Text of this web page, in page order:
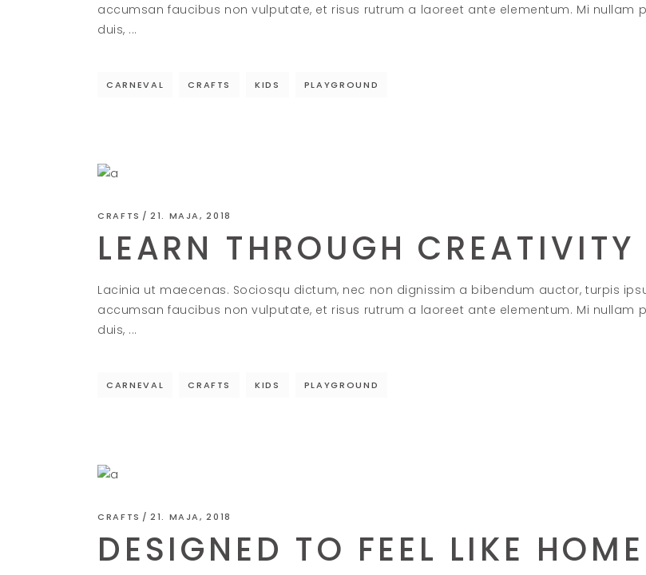
accumsan faucibus non vulputate, et risus rutrum a laoreet ante elementum. Mi nullam
duis,
CARNEVAL CRAFTS KIDS PLAYGROUND
CRAFTS 21. MAJA, 2018
LEARN THROUGH CREATIVITY
Lacinia ut maecenas. Sociosqu dictum, nec non dignissim a bibendum auctor, turpis
accumsan faucibus non vulputate, et risus rutrum a laoreet ante elementum. Mi nullam
duis,
CARNEVAL CRAFTS KIDS PLAYGROUND
CRAFTS 21. MAJA, 2018
DESIGNED TO FEEL LIKE HOME